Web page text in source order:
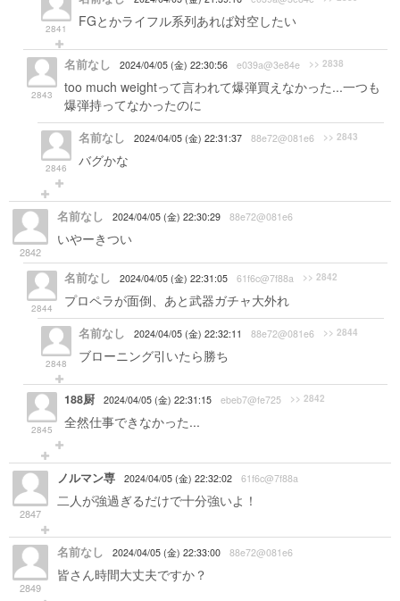
2841 FGとかライフル系列あれば対空したい
2843
名前なし 2024/04/05 (金) 22:30:56 e039a@3e84e >> 2838
too much weightって言われて爆弾買えなかった...一つも
爆弾持ってなかったのに
2846
名前なし 2024/04/05 (金) 22:31:37 88e72@081e6 >> 2843
バグかな
2842
名前なし 2024/04/05 (金) 22:30:29 88e72@081e6
いやーきつい
2844
名前なし 2024/04/05 (金) 22:31:05 61f6c@7f88a >> 2842
プロペラが面倒、あと武器ガチャ大外れ
2848
名前なし 2024/04/05 (金) 22:32:11 88e72@081e6 >> 2844
ブローニング引いたら勝ち
2845
188厨 2024/04/05 (金) 22:31:15 ebeb7@fe725 >> 2842
全然仕事できなかった...
2847
ノルマン専 2024/04/05 (金) 22:32:02 61f6c@7f88a
二人が強過ぎるだけで十分強いよ！
2849
名前なし 2024/04/05 (金) 22:33:00 88e72@081e6
皆さん時間大丈夫ですか？